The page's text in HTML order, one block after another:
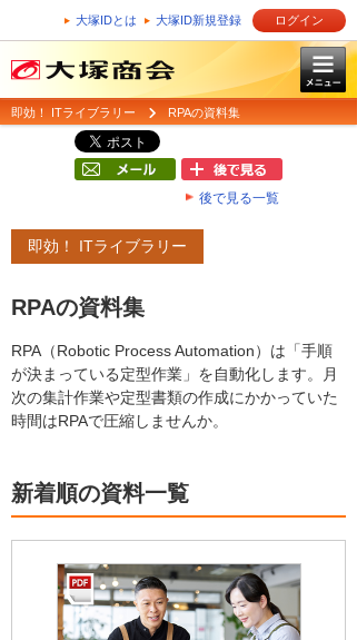
大塚IDとは 大塚ID新規登録 ログイン
即効！ ITライブラリー RPAの資料集
後で見る一覧
即効！ ITライブラリー
RPAの資料集
RPA（Robotic Process Automation）は「手順
が決まっている定型作業」を自動化します。月
次の集計作業や定型書類の作成にかかっていた
時間はRPAで圧縮しませんか。
新着順の資料一覧